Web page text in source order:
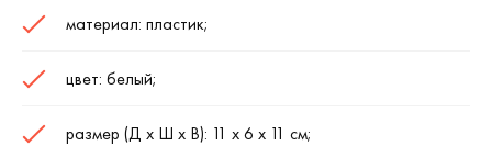
материал: пластик;
цвет: белый;
размер (Д х Ш х В): 11 х 6 х 11 см;